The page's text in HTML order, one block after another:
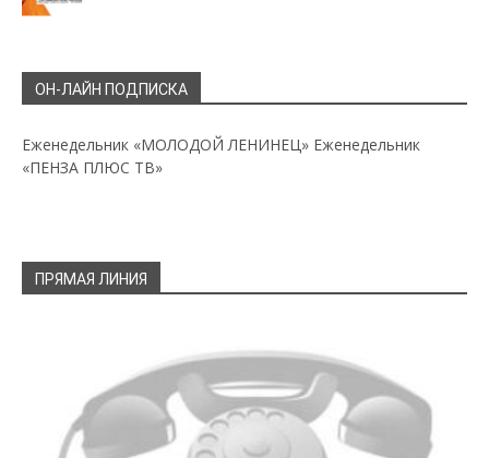
ОН-ЛАЙН ПОДПИСКА
Еженедельник «МОЛОДОЙ ЛЕНИНЕЦ» Еженедельник
«ПЕНЗА ПЛЮС ТВ»
ПРЯМАЯ ЛИНИЯ